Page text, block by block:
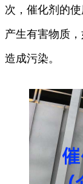
次，催化剂的
产生有害物质
造成污染。